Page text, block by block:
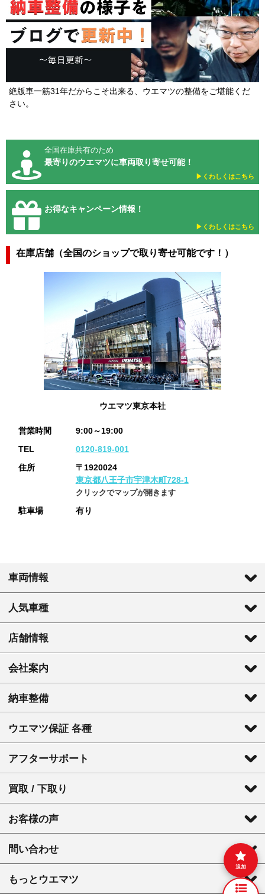
絶版車一筋31年だからこそ出来る、ウエマツの整備をご堪能くだ
さい。
全国在庫共有のため
最寄りのウエマツに車両取り寄せ可能！
▶︎くわしくはこちら
お得なキャンペーン情報！
▶︎くわしくはこちら
在庫店舗（全国のショップで取り寄せ可能です！）
ウエマツ東京本社
営業時間
9:00～19:00
TEL
0120-819-001
住所
〒1920024
東京都八王子市宇津木町728-1
クリックでマップが開きます
駐車場 有り
車両情報
人気車種
店舗情報
会社案内
納車整備
ウエマツ保証 各種
アフターサポート
買取 / 下取り
お客様の声
問い合わせ
もっとウエマツ
追加